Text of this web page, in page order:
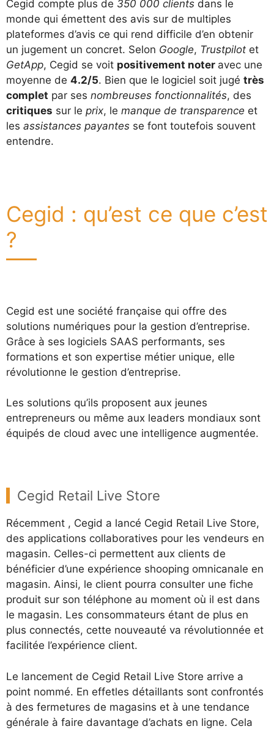
Cegid compte plus de 350 000 clients dans le
monde qui émettent des avis sur de multiples
plateformes d’avis ce qui rend difficile d’en obtenir
un jugement un concret. Selon Google, Trustpilot et
GetApp, Cegid se voit positivement noter avec une
moyenne de 4.2/5. Bien que le logiciel soit jugé très
complet par ses nombreuses fonctionnalités, des
critiques sur le prix, le manque de transparence et
les assistances payantes se font toutefois souvent
entendre.
Cegid : qu’est ce que c’est
?
Cegid est une société française qui offre des
solutions numériques pour la gestion d’entreprise.
Grâce à ses logiciels SAAS performants, ses
formations et son expertise métier unique, elle
révolutionne le gestion d’entreprise.
Les solutions qu’ils proposent aux jeunes
entrepreneurs ou même aux leaders mondiaux sont
équipés de cloud avec une intelligence augmentée.
Cegid Retail Live Store
Récemment , Cegid a lancé Cegid Retail Live Store,
des applications collaboratives pour les vendeurs en
magasin. Celles-ci permettent aux clients de
bénéficier d’une expérience shooping omnicanale en
magasin. Ainsi, le client pourra consulter une fiche
produit sur son téléphone au moment où il est dans
le magasin. Les consommateurs étant de plus en
plus connectés, cette nouveauté va révolutionnée et
facilitée l’expérience client.
Le lancement de Cegid Retail Live Store arrive a
point nommé. En effetles détaillants sont confrontés
à des fermetures de magasins et à une tendance
générale à faire davantage d’achats en ligne. Cela